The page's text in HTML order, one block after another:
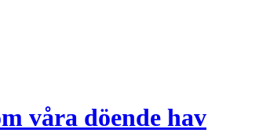
våra döende hav